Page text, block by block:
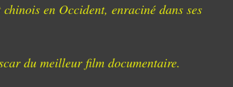
en Occident, enraciné dans ses
du meilleur film documentaire.